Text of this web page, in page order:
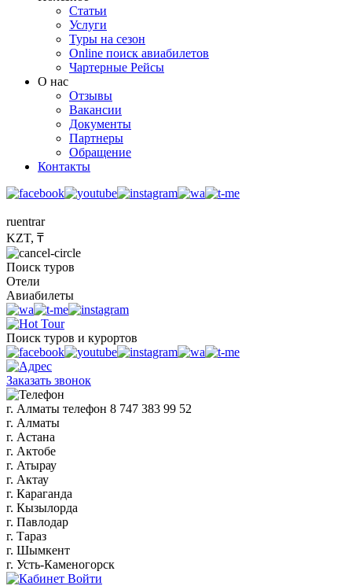
Статьи
Услуги
Туры на сезон
Online поиск авиабилетов
Чартерные Рейсы
О нас
Отзывы
Вакансии
Документы
Партнеры
Обращение
Контакты
ruentrar
KZT, ₸
Поиск туров
Отели
Авиабилеты
Поиск туров и курортов
Заказать звонок
г. Алматы телефон 8 747 383 99 52
г. Алматы
г. Астана
г. Актобе
г. Атырау
г. Актау
г. Караганда
г. Кызылорда
г. Павлодар
г. Тараз
г. Шымкент
г. Усть-Каменогорск
Войти